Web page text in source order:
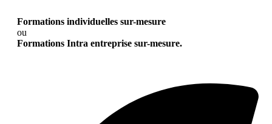
Formations individuelles sur-mesure
ou
Formations Intra entreprise sur-mesure.